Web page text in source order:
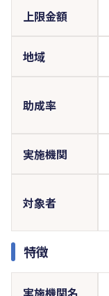
上限金額
地域
助成率
実施機関
対象者
特徴
実施機関名